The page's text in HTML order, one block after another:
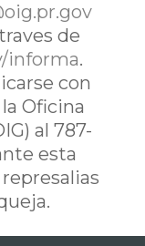
de
informa.
con
Oficina
al 787-
esta